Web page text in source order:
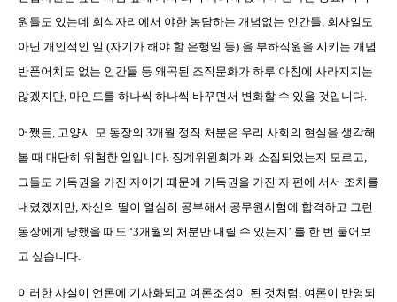
원들도 있는데 회식자리에서 야한 농담하는 개념없는 인간들 회사일도
아닌 개인적인 일 (자기가 해야 할 은행일 등) 을 부하직원을 시키는 개념
반푼어치도 없는 인간들 등 왜곡된 조직문화가 하루 아침에 사라지지는
않겠지만 마인드를 하나씩 하나씩 바꾸면서 변화할 수 있을 것입니다
어쨌든 고양시 모 동장의 3개월 정직 처분은 우리 사회의 현실을 생각해
볼 때 대단히 위험한 일입니다 징계위원회가 왜 소집되었는지 모르고
그들도 기득권을 가진 자이기 때문에 기득권을 가진 자 편에 서서 조치를
내렸곘지만 자신의 딸이 열심히 공부해서 공무원시험에 합격하고 그런
동장에게 당했을 때도 ‘3개월의 처분만 내릴 수 있는지 ’ 를 한 번 물어보
고 싶습니다
이러한 사실이 언론에 기사화되고 여론조성이 된 것처럼, 여론이 반영되